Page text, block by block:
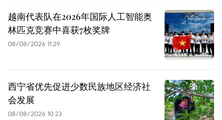
越南代表队在2026年国际人工智能奥
林匹克竞赛中喜获7枚奖牌
08/08/2026 11:29
西宁省优先促进少数民族地区经济社
会发展
08/08/2026 10:23